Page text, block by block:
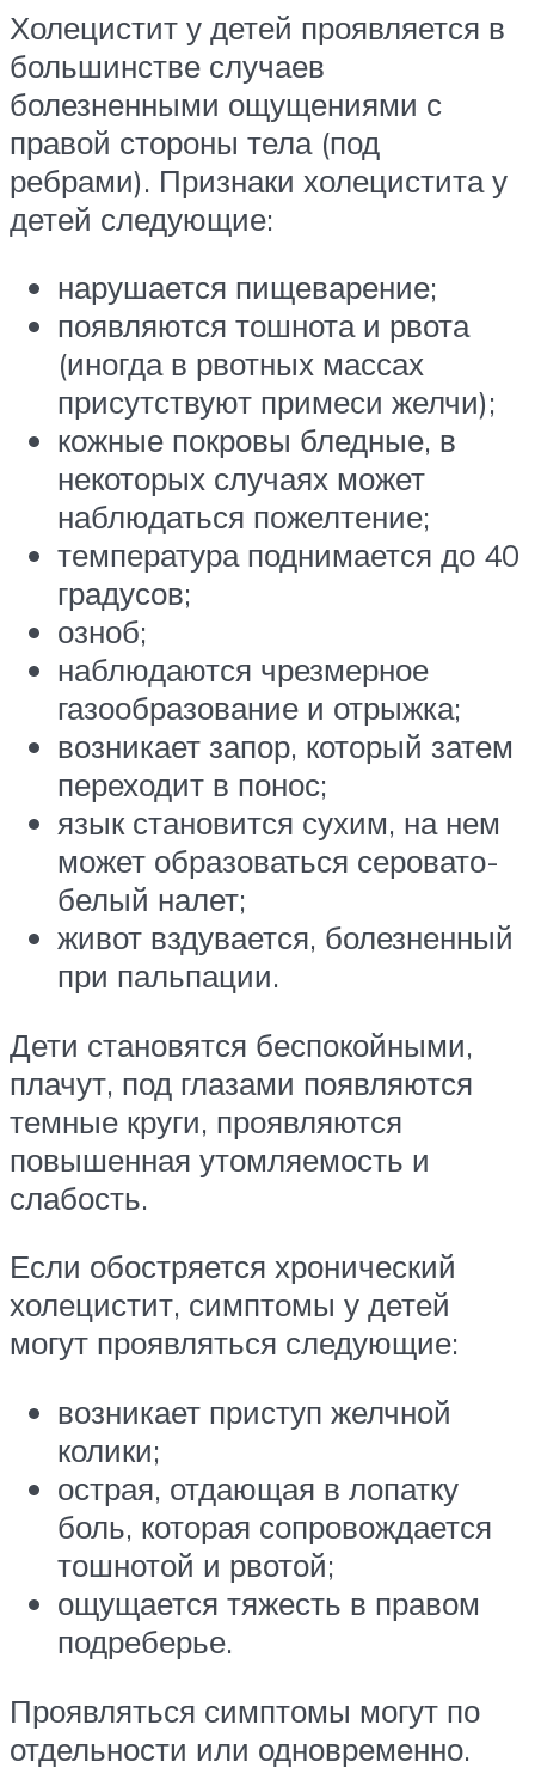
Холецистит у детей проявляется в
большинстве случаев
болезненными ощущениями с
правой стороны тела (под
ребрами). Признаки холецистита у
детей следующие:
нарушается пищеварение;
появляются тошнота и рвота
(иногда в рвотных массах
присутствуют примеси желчи);
кожные покровы бледные, в
некоторых случаях может
наблюдаться пожелтение;
температура поднимается до 40
градусов;
озноб;
наблюдаются чрезмерное
газообразование и отрыжка;
возникает запор, который затем
переходит в понос;
язык становится сухим, на нем
может образоваться серовато-
белый налет;
живот вздувается, болезненный
при пальпации.
Дети становятся беспокойными,
плачут, под глазами появляются
темные круги, проявляются
повышенная утомляемость и
слабость.
Если обостряется хронический
холецистит, симптомы у детей
могут проявляться следующие:
возникает приступ желчной
колики;
острая, отдающая в лопатку
боль, которая сопровождается
тошнотой и рвотой;
ощущается тяжесть в правом
подреберье.
Проявляться симптомы могут по
отдельности или одновременно.